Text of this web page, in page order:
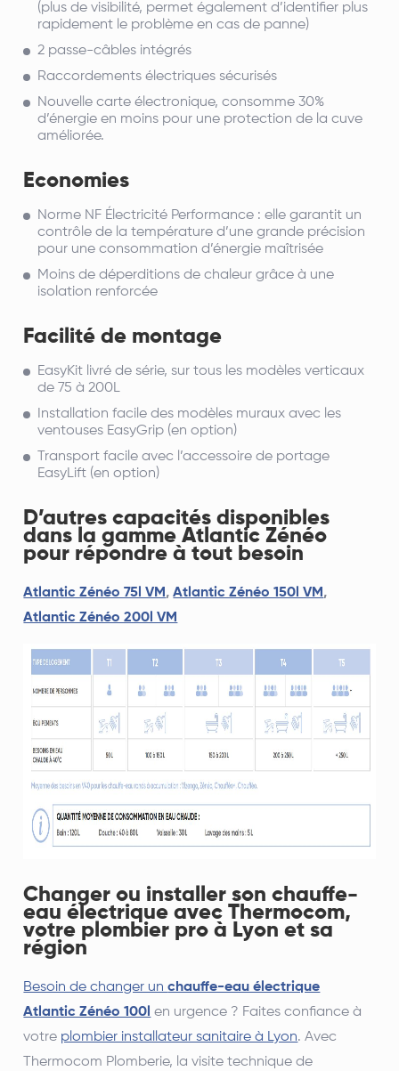
(plus de visibilité, permet également d’identifier plus
rapidement le problème en cas de panne)
2 passe-câbles intégrés
Raccordements électriques sécurisés
Nouvelle carte électronique, consomme 30%
d’énergie en moins pour une protection de la cuve
améliorée.
Economies
Norme NF Électricité Performance :elle garantit un
contrôle de la température d’une grande précision
pour une consommation d’énergie maîtrisée
Moins de déperditions de chaleurgrâce à une
isolation renforcée
Facilité de montage
EasyKit livré de série, sur tous les modèles verticaux
de 75 à 200L
Installation facile des modèles muraux avec les
ventouses EasyGrip (en option)
Transport facile avec l’accessoire de portage
EasyLift (en option)
D’autres capacités disponibles
dans la gamme Atlantic Zénéo
pour répondre à tout besoin
Atlantic Zénéo 75l VM,Atlantic Zénéo 150l VM,
Atlantic Zénéo 200l VM
Changer ou installer son chauffe-
eau électrique avec Thermocom,
votre plombier pro à Lyon et sa
région
Besoin de changer unchauffe-eau électrique
Atlantic Zénéo 100l en urgence ? Faites confiance à
votre plombier installateur sanitaire à Lyon. Avec
Thermocom Plomberie, la visite technique de